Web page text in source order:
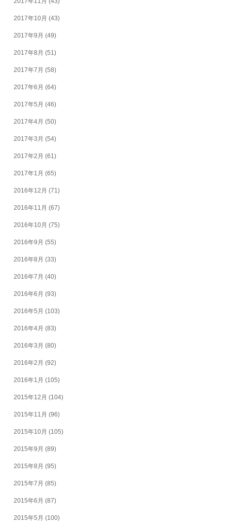
2017年10月 (43)
2017年9月 (49)
2017年8月 (51)
2017年7月 (58)
2017年6月 (64)
2017年5月 (46)
2017年4月 (50)
2017年3月 (54)
2017年2月 (61)
2017年1月 (65)
2016年12月 (71)
2016年11月 (67)
2016年10月 (75)
2016年9月 (55)
2016年8月 (33)
2016年7月 (40)
2016年6月 (93)
2016年5月 (103)
2016年4月 (83)
2016年3月 (80)
2016年2月 (92)
2016年1月 (105)
2015年12月 (104)
2015年11月 (96)
2015年10月 (105)
2015年9月 (89)
2015年8月 (95)
2015年7月 (85)
2015年6月 (87)
2015年5月 (100)